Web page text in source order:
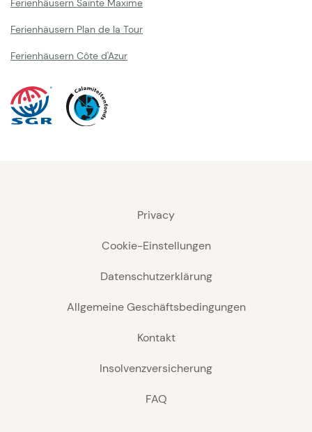
Ferienhäusern Sainte Maxime
Ferienhäusern Plan de la Tour
Ferienhäusern Côte d'Azur
Privacy
Cookie-Einstellungen
Datenschutzerklärung
Allgemeine Geschäftsbedingungen
Kontakt
Insolvenzversicherung
FAQ